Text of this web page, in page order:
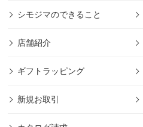
シモジマのできること
店舗紹介
ギフトラッピング
新規お取引